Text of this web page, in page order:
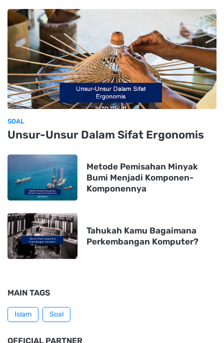
SOAL
Unsur-Unsur Dalam Sifat Ergonomis
Metode Pemisahan Minyak
Bumi Menjadi Komponen-
Komponennya
Tahukah Kamu Bagaimana
Perkembangan Komputer?
MAIN TAGS
Islam Soal
OFFICIAL PARTNER